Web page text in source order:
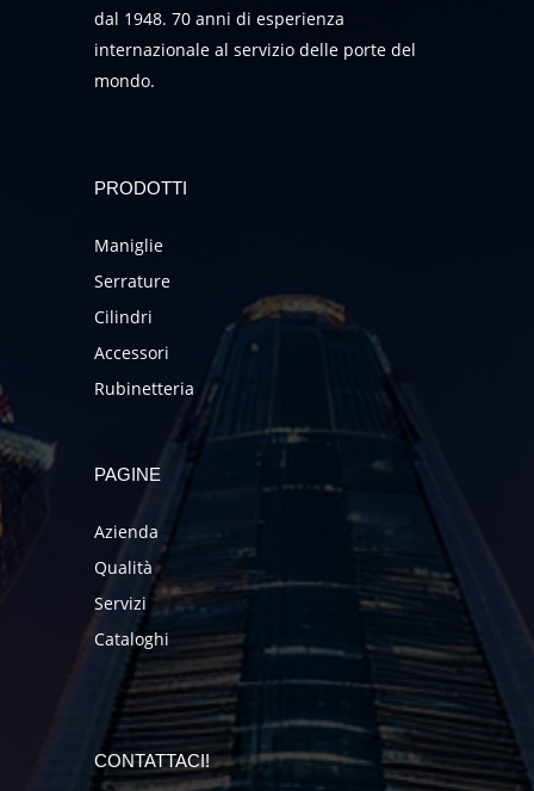
dal 1948. 70 anni di esperienza
internazionale al servizio delle porte del
mondo.
PRODOTTI
Maniglie
Serrature
Cilindri
Accessori
Rubinetteria
PAGINE
Azienda
Qualità
Servizi
Cataloghi
CONTATTACI!